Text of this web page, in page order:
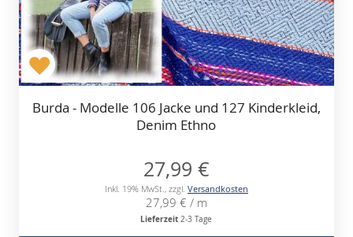
Burda - Modelle 106 Jacke und 127 Kinderkleid,
Denim Ethno
27,99 €
Inkl. 19% MwSt. , zzgl. Versandkosten
27,99 € / m
Lieferzeit 2-3 Tage